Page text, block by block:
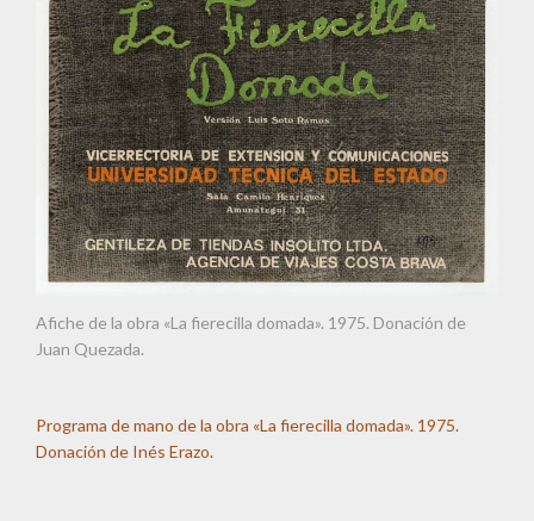
Afiche de la obra «La fierecilla domada». 1975. Donación de
Juan Quezada.
Programa de mano de la obra «La fierecilla domada». 1975.
Donación de Inés Erazo.